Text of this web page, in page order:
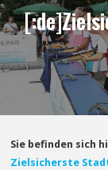
Sie befinden sich
Zielsicherste